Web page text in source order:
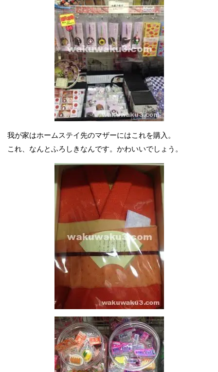
我が家はホームステイ先のマザーにはこれを購入。
これ、なんとふろしきなんです。かわいいでしょう。